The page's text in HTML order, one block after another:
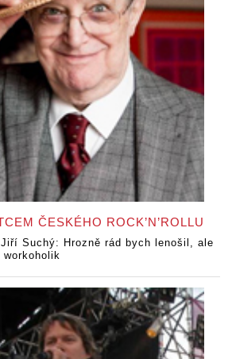
ČESKÉHO ROCK’N’ROLLU
Jiří Suchý: Hrozně rád bych lenošil, ale